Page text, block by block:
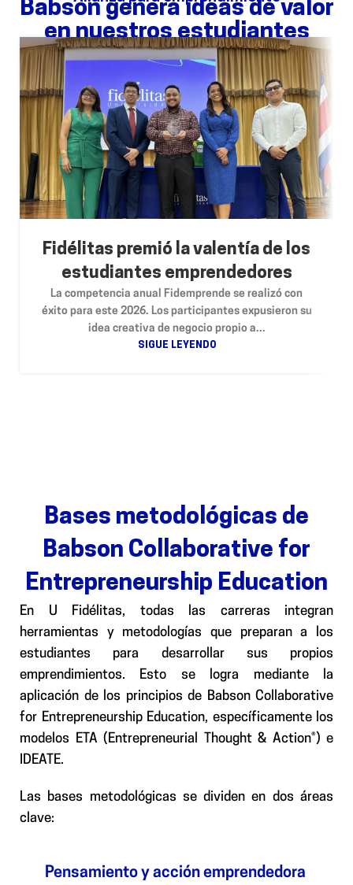
Babson genera ideas de valor
en nuestros estudiantes
Fidélitas premió la valentía de los
estudiantes emprendedores
La competencia anual Fidemprende se realizó con
éxito para este 2026. Los participantes expusieron su
idea creativa de negocio propio a...
SIGUE LEYENDO
Bases metodológicas de
Babson Collaborative for
Entrepreneurship Education
En U Fidélitas, todas las carreras integran
herramientas y metodologías que preparan a los
estudiantes para desarrollar sus propios
emprendimientos. Esto se logra mediante la
aplicación de los principios de Babson Collaborative
for Entrepreneurship Education, específicamente los
modelos ETA (Entrepreneurial Thought & Action®) e
IDEATE.
Las bases metodológicas se dividen en dos áreas
clave:
Pensamiento y acción emprendedora